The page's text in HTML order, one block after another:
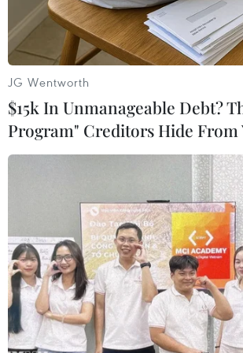
Địa điểm được dự kiến xây dựng dự án
Thạch Bích.
Không có việc dừng dự án Công
Thạch Bích, thành phố Quảng
định của Bí thư Tỉnh ủy, Chủ tịch
dân tỉnh Quảng Ngãi Bùi Thị
làm việc giữa Ban Thường vụ
JG Wentworth
$15k In Unmanageable Debt?
Program" Creditors Hide From